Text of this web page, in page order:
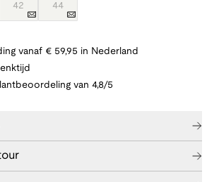
42 44
vanaf € 59,95 in Nederland
van 4,8/5